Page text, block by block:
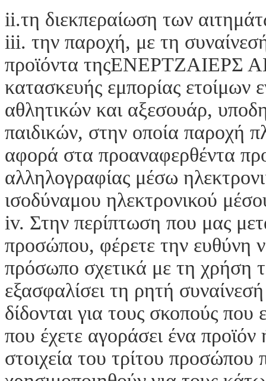
ii.τη διεκπεραίωση των
iii. την παροχή, με τη
προϊόντα τηςΕΝΕΡΤΖΑΙΕΡΣ
κατασκευής εμπορίας ετοίμων
αθλητικών και αξεσουάρ,
παιδικών, στην οποία παροχή
αφορά στα προαναφερθέντα
αλληλογραφίας μέσω
ισοδύναμου ηλεκτρονικού
iv. Στην περίπτωση που μας
προσώπου, φέρετε την ευθύνη
πρόσωπο σχετικά με τη χρήση
εξασφαλίσει τη ρητή
δίδονται για τους σκοπούς
που έχετε αγοράσει ένα
στοιχεία του τρίτου